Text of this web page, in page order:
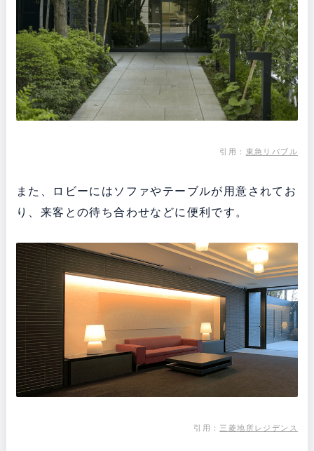
引用： 東急リバブル
また、ロビーにはソファやテーブルが用意されてお
り、来客との待ち合わせなどに便利です。
引用： 三菱地所レジデンス